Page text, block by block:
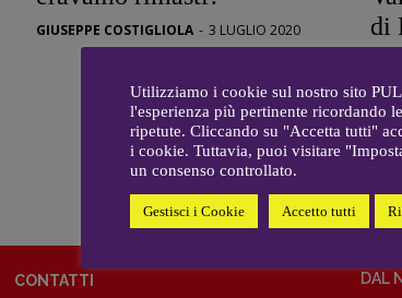
Scienza
Stranimondi
Tornare a Ballard
Valerio Evangelisti
CONTATTI
recensioni:
Elio Grasso
Coordinamento Primo
GIUSEPPE COSTIGLIOLA - 3 LUGLIO 2020
di
CONTATTI DAL
Utilizziamo i cookie sul nostro sito
l'esperienza più pertinente ricordando
ripetute. Cliccando su "Accetta tutti"
i cookie. Tuttavia, puoi visitare
un consenso controllato.
Gestisci i Cookie Accetto tutti